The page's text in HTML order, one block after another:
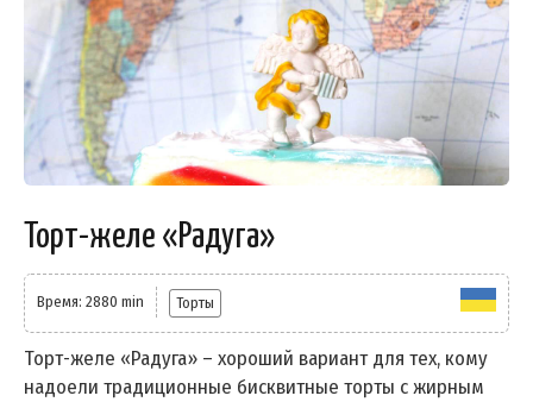
Торт-желе «Радуга»
Время: 2880 min Торты
Торт-желе «Радуга» – хороший вариант для тех, кому
надоели традиционные бисквитные торты с жирным